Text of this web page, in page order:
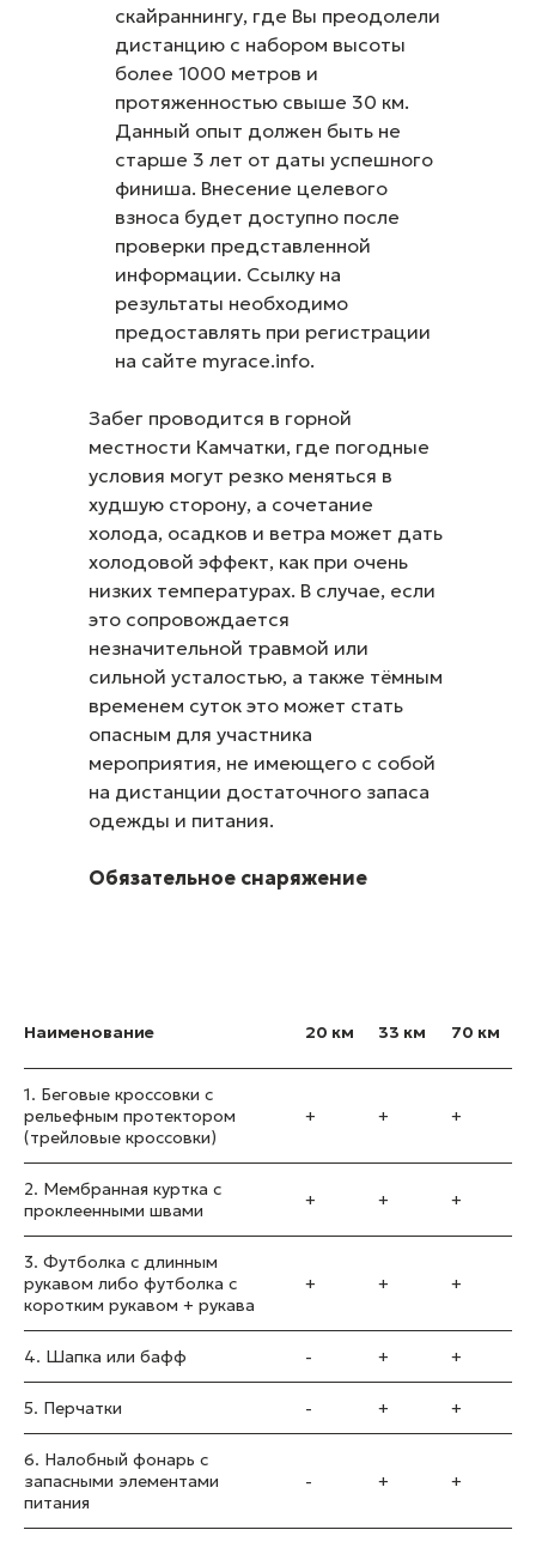
скайраннингу, где Вы преодолели
дистанцию с набором высоты
более 1000 метров и
протяженностью свыше 30 км.
Данный опыт должен быть не
старше 3 лет от даты успешного
финиша. Внесение целевого
взноса будет доступно после
проверки представленной
информации. Ссылку на
результаты необходимо
предоставлять при регистрации
на сайте myrace.info.
Забег проводится в горной
местности Камчатки, где погодные
условия могут резко меняться в
худшую сторону, а сочетание
холода, осадков и ветра может дать
холодовой эффект, как при очень
низких температурах. В случае, если
это сопровождается
незначительной травмой или
сильной усталостью, а также тёмным
временем суток это может стать
опасным для участника
мероприятия, не имеющего с собой
на дистанции достаточного запаса
одежды и питания.
Обязательное снаряжение
Наименование 20 км 33 км 70 км
1. Беговые кроссовки с
рельефным протектором
(трейловые кроссовки)
+ + +
2. Мембранная куртка с
проклеенными швами
+ + +
3. Футболка с длинным
рукавом либо футболка с
коротким рукавом + рукава
+ + +
4. Шапка или бафф - + +
5. Перчатки - + +
6. Налобный фонарь с
запасными элементами
питания
- + +